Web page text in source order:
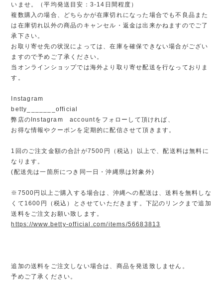
いませ。（平均発送目安：3-14日間程度）
複数購入の場合、どちらかが在庫切れになった場合でも不良品また
は在庫切れ以外の商品のキャンセル・返金は出来かねますのでご了
承下さい。
お取り寄せ先の状況によっては、在庫を確保できない場合がござい
ますので予めご了承ください。
当オンラインショップでは海外より取り寄せ配送を行なっておりま
す。
Instagram
betty_______official
弊店のInstagram accountをフォローして頂ければ、
お得な情報やクーポンを定期的に配信させて頂きます。
1回のご注文金額の合計が7500円（税込）以上で、配送料は無料に
なります。
(配送先は一箇所につき同一日・沖縄県は対象外)
※7500円以上ご購入する場合は、沖縄への配送は、送料を無料しな
くて1600円（税込）とさせていただきます。下記のリンクまで追加
送料をご注文お願い致します。
https://www.betty-official.com/items/56683813
追加の送料をご注文しない場合は、商品を発送致しません。
予めご了承ください。